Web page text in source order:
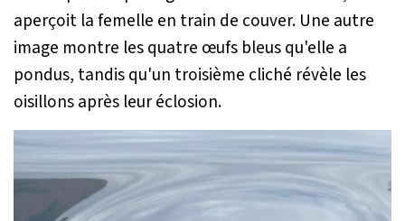
aperçoit la femelle en train de couver. Une autre
image montre les quatre œufs bleus qu'elle a
pondus, tandis qu'un troisième cliché révèle les
oisillons après leur éclosion.